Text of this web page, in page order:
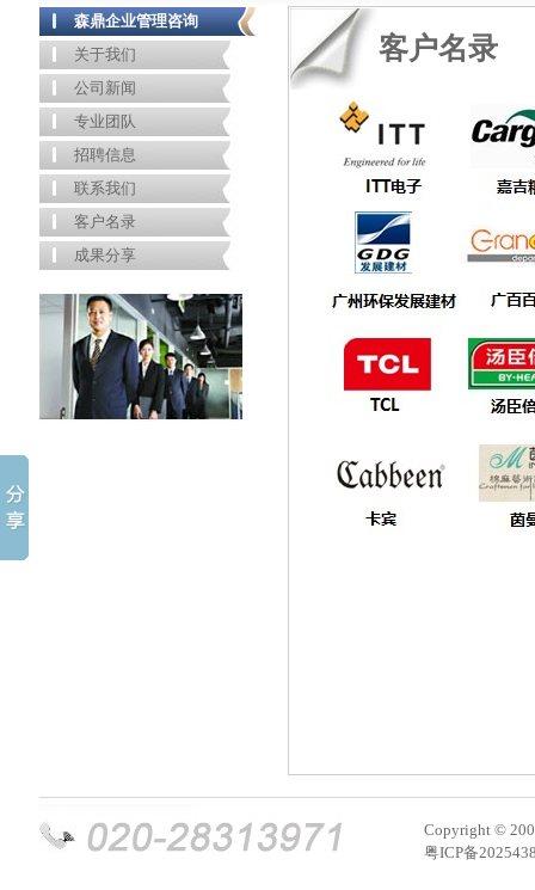
森鼎企业管理咨询
关于我们
公司新闻
专业团队
招聘信息
联系我们
客户名录
成果分享
客户名录
Copyright ©
粤ICP备